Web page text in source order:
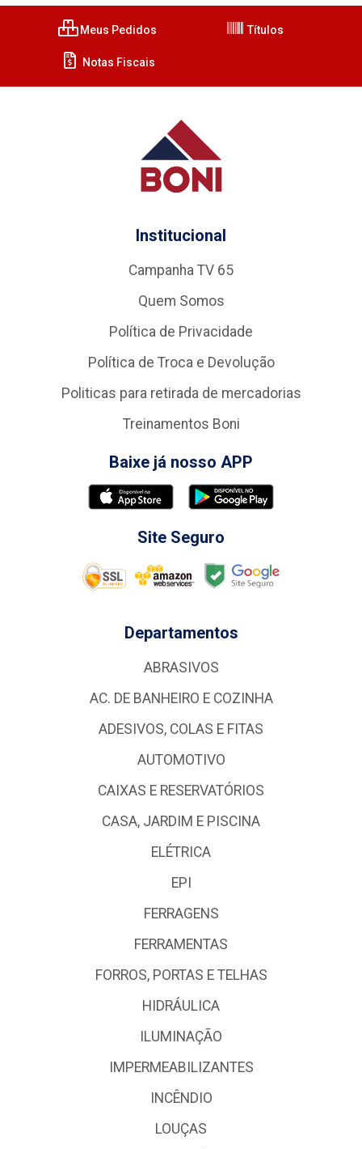
Meus Pedidos Títulos
Notas Fiscais
Institucional
Campanha TV 65
Quem Somos
Política de Privacidade
Política de Troca e Devolução
Politicas para retirada de mercadorias
Treinamentos Boni
Baixe já nosso APP
Site Seguro
Departamentos
ABRASIVOS
AC. DE BANHEIRO E COZINHA
ADESIVOS, COLAS E FITAS
AUTOMOTIVO
CAIXAS E RESERVATÓRIOS
CASA, JARDIM E PISCINA
ELÉTRICA
EPI
FERRAGENS
FERRAMENTAS
FORROS, PORTAS E TELHAS
HIDRÁULICA
ILUMINAÇÃO
IMPERMEABILIZANTES
INCÊNDIO
LOUÇAS